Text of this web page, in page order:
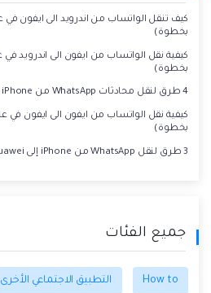
بخطوة)
بخطوة)
4 طرق لنقل محادثات WhatsApp من iPhone قديم إلى iPhone الجديد
بخطوة)
3 طرق لنقل WhatsApp من iPhone إلى Huawei
جميع الفئات
How to التطبيق الاجتماعي الأخرى